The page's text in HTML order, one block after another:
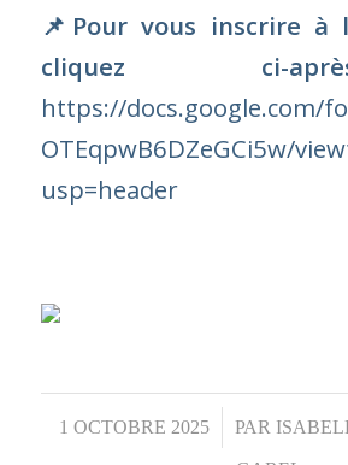
1 OCTOBRE 2025 PAR
GAREL
FAITS
VEILLER